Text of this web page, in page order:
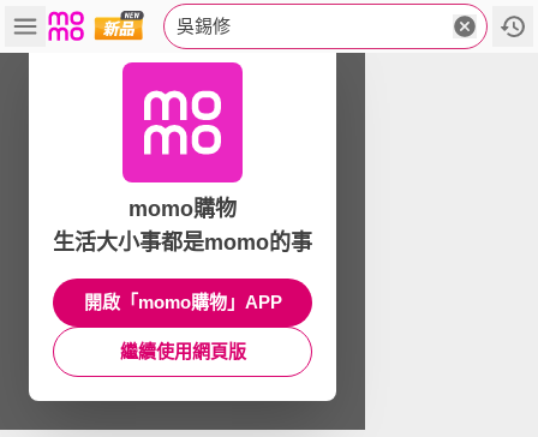
吳錫修
momo購物
生活大小事都是momo的事
開啟「momo購物」APP
繼續使用網頁版